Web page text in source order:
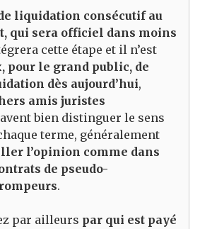
liquidation consécutif au
qui sera officiel dans moins
cette étape et il n’est
pour le grand public, de
dès aujourd’hui,
amis juristes
bien distinguer le sens
terme, généralement
l’opinion comme dans
de pseudo-
.
par ailleurs par qui est payé